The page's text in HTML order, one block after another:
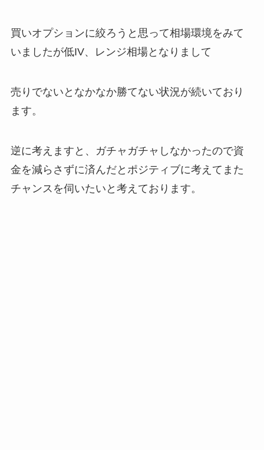
買いオプションに絞ろうと思って相場環境をみて
いましたが低IV、レンジ相場となりまして
売りでないとなかなか勝てない状況が続いており
ます。
逆に考えますと、ガチャガチャしなかったので資
金を減らさずに済んだとポジティブに考えてまた
チャンスを伺いたいと考えております。